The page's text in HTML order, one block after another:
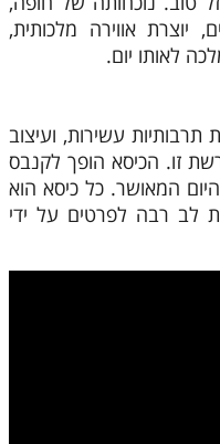
יוצרת אווירה מלכותית,
לאותו יום.
עשירות, ועיצוב
זו. הכיסא הופך לקנבס
המאושר. כל כיסא הוא
לב רבה לפרטים על ידי